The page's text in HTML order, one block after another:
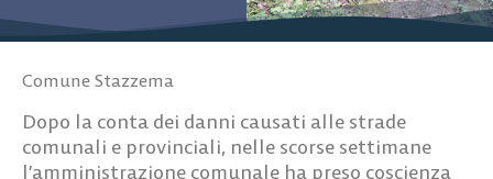
Comune Stazzema
Dopo la conta dei danni causati alle strade
comunali e provinciali, nelle scorse settimane
l’amministrazione comunale ha preso coscienza